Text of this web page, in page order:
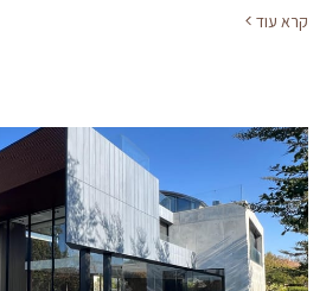
קרא עוד